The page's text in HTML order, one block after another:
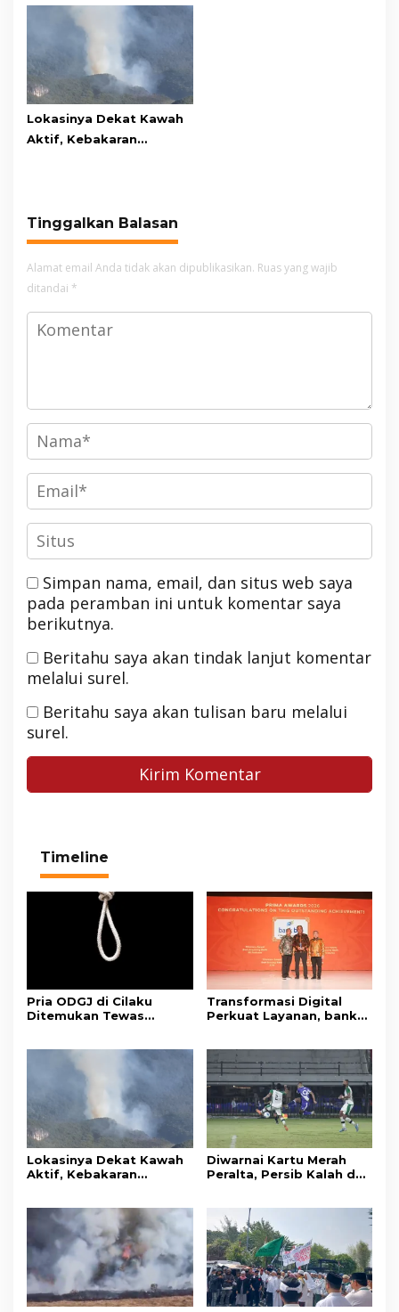
Lokasinya Dekat Kawah
Aktif, Kebakaran
Tinggalkan Balasan
Alamat email Anda tidak akan dipublikasikan. Ruas yang wajib
ditandai *
Simpan nama, email, dan situs web saya
pada peramban ini untuk komentar saya
berikutnya.
Beritahu saya akan tindak lanjut komentar
melalui surel.
Beritahu saya akan tulisan baru melalui
surel.
Timeline
Pria ODGJ di Cilaku
Ditemukan Tewas
Transformasi Digital
Perkuat Layanan, bank
Awards 2026
Lokasinya Dekat Kawah
Aktif, Kebakaran
Pangrango
Diwarnai Kartu Merah
Peralta, Persib Kalah dari